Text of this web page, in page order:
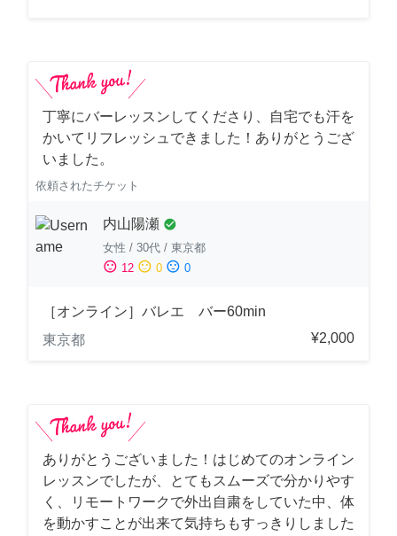
丁寧にバーレッスンしてくださり、自宅でも汗を
かいてリフレッシュできました！ありがとうござ
いました。
依頼されたチケット
内山陽瀬 check_circle
女性 / 30代 / 東京都
sentiment_satisfied 12 sentiment_neutral 0 sentiment_dissatisfied 0
［オンライン］バレエ バー60min
東京都
¥2,000
ありがとうございました！はじめてのオンライン
レッスンでしたが、とてもスムーズで分かりやす
く、リモートワークで外出自粛をしていた中、体
を動かすことが出来て気持ちもすっきりしました